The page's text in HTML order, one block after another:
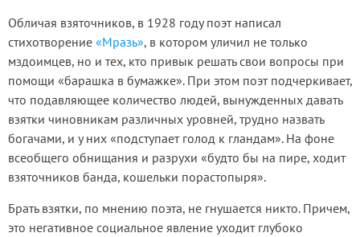
Обличая взяточников, в 1928 году поэт написал
стихотворение «Мразь», в котором уличил не только
мздоимцев, но и тех, кто привык решать свои вопросы при
помощи «барашка в бумажке». При этом поэт подчеркивает,
что подавляющее количество людей, вынужденных давать
взятки чиновникам различных уровней, трудно назвать
богачами, и у них «подступает голод к гландам». На фоне
всеобщего обнищания и разрухи «будто бы на пире, ходит
взяточников банда, кошельки порастопыря».
Брать взятки, по мнению поэта, не гнушается никто. Причем,
это негативное социальное явление уходит глубоко